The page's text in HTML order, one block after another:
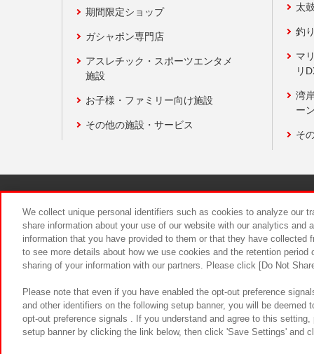
期間限定ショップ
ガシャポン専門店
アスレチック・スポーツエンタメ
施設
お子様・ファミリー向け施設
その他の施設・サービス
太
釣
マ
リ
湾
ー
そ
食品のご
We collect unique personal identifiers such as cookies to analyze our
share information about your use of our website with our analytics and
information that you have provided to them or that they have
to see more details about how we use cookies and the retention
sharing of your information with our partners. Please click [Do Not
Please note that even if you have enabled the opt-out preference
and other identifiers on the following setup banner, you will be
opt-out preference signals . If you understand and agree to this
setup banner by clicking the link below, then click 'Save Settings' and